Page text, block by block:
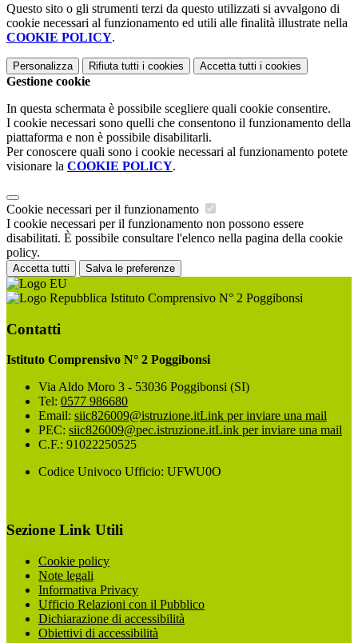
Questo sito o gli strumenti terzi da questo utilizzati si avvalgono di
cookie necessari al funzionamento ed utili alle finalità illustrate nella
COOKIE POLICY.
Personalizza Rifiuta tutti i cookies Accetta tutti i cookies
Gestione cookie
In questa schermata è possibile scegliere quali cookie consentire.
I cookie necessari sono quelli che consentono il funzionamento della
piattaforma e non è possibile disabilitarli.
Per conoscere quali sono i cookie necessari al funzionamento potete
visionare la COOKIE POLICY.
Cookie necessari per il funzionamento
I cookie necessari per il funzionamento non possono essere
disabilitati. È possibile consultare l'elenco nella pagina della cookie
policy.
Accetta tutti Salva le preferenze
Istituto Comprensivo N° 2 Poggibonsi
Contatti
Istituto Comprensivo N° 2 Poggibonsi
Via Aldo Moro 3 - 53036 Poggibonsi (SI)
Tel: 0577 986680
Email: siic826009@istruzione.itLink per inviare una mail
PEC: siic826009@pec.istruzione.itLink per inviare una mail
C.F.: 91022250525
Codice Univoco Ufficio: UFWU0O
Sezione Link Utili
Cookie policy
Note legali
Informativa Privacy
Ufficio Relazioni con il Pubblico
Dichiarazione di accessibilità
Obiettivi di accessibilità